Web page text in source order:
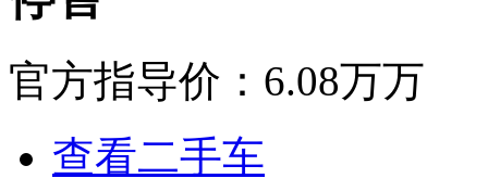
官方指导价： 6.08万万
查看二手车